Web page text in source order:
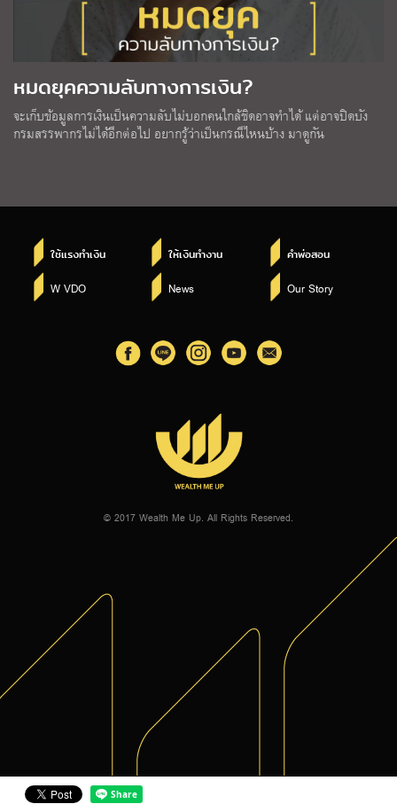
หมดยุคความลับทางการเงิน?
จะเก็บข้อมูลการเงินเป็นความลับไม่บอกคนใกล้ชิดอาจทำได้ แต่อาจปิดบัง
กรมสรรพากรไม่ได้อีกต่อไป อยากรู้ว่าเป็นกรณีไหนบ้าง มาดูกัน
ใช้แรงทำเงิน ให้เงินทำงาน คำพ่อสอน
W VDO News Our Story
© 2017 Wealth Me Up. All Rights Reserved.